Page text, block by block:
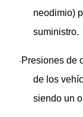
neodimio)
suministro.
· Presiones de
de los
siendo un